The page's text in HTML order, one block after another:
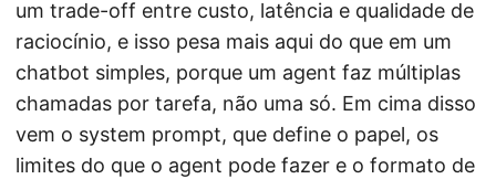
um trade-off entre custo, latência e qualidade de
raciocínio, e isso pesa mais aqui do que em um
chatbot simples, porque um agent faz múltiplas
chamadas por tarefa, não uma só. Em cima disso
vem o system prompt, que define o papel, os
limites do que o agent pode fazer e o formato de